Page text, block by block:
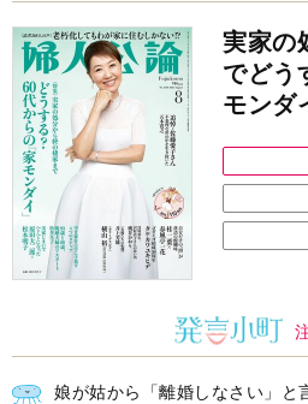
実家の
でどう
モンダ
娘が姑から「離婚しなさい」と